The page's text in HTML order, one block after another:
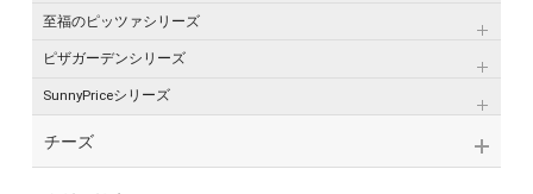
至福のピッツァシリーズ
ピザガーデンシリーズ
SunnyPriceシリーズ
チーズ